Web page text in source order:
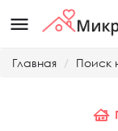
menu
Главная Поиск